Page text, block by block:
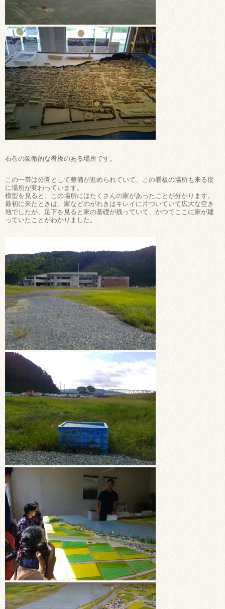
石巻の象徴的な看板のある場所です。
この一帯は公園として整備が進められていて、この看板の場所も来る度
に場所が変わっています。
模型を見ると、この場所にはたくさんの家があったことが分かります。
最初に来たときは、家などのがれきはキレイに片づいていて広大な空き
地でしたが、足下を見ると家の基礎が残っていて、かつてここに家が建
っていたことがわかりました。